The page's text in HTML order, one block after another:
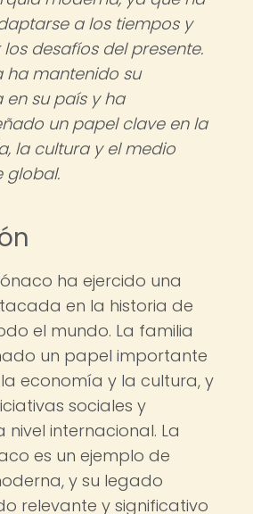
a los tiempos y
desafíos del presente.
ha mantenido su
en su país y ha
un papel clave en la
la cultura y el medio
global.
ha ejercido una
en la historia de
el mundo. La familia
un papel importante
economía y la cultura, y
sociales y
internacional. La
es un ejemplo de
y su legado
relevante y significativo